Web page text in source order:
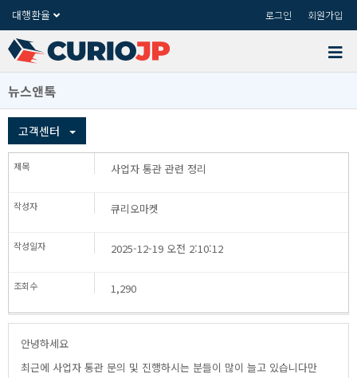
대행환율 로그인 회원가입
뉴스앤톡
고객센터
사업자통관관련정리
큐리오마켓
2025-12-19오전2:10:12
1,290
안녕하세요
최근에사업자통관문의및진행하시는분들이많이늘고있습니다만